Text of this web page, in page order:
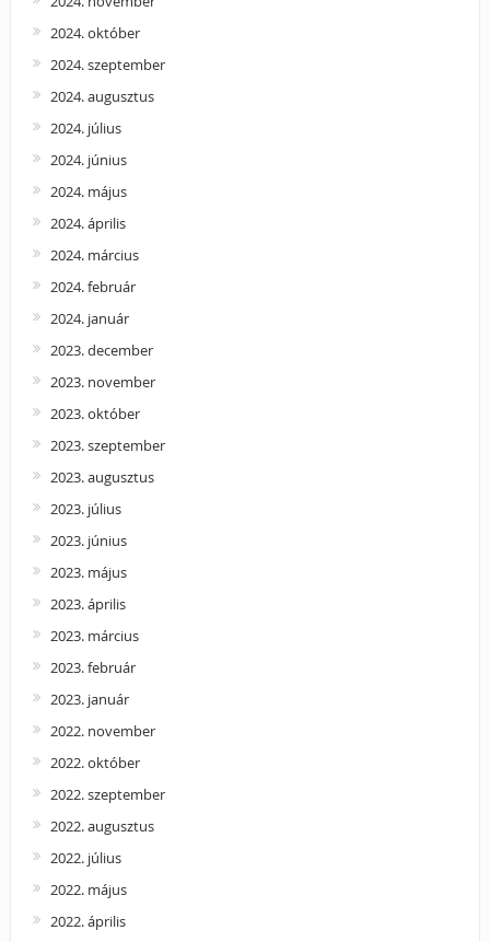
2024. október
2024. szeptember
2024. augusztus
2024. július
2024. június
2024. május
2024. április
2024. március
2024. február
2024. január
2023. december
2023. november
2023. október
2023. szeptember
2023. augusztus
2023. július
2023. június
2023. május
2023. április
2023. március
2023. február
2023. január
2022. november
2022. október
2022. szeptember
2022. augusztus
2022. július
2022. május
2022. április